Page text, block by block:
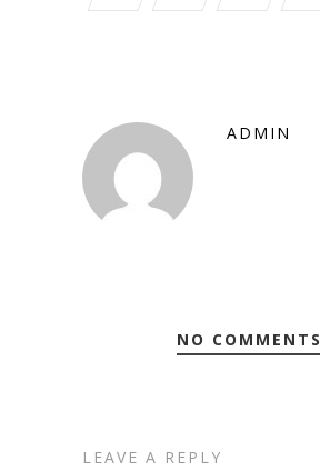
ADMIN
NO COMMENTS
LEAVE A REPLY